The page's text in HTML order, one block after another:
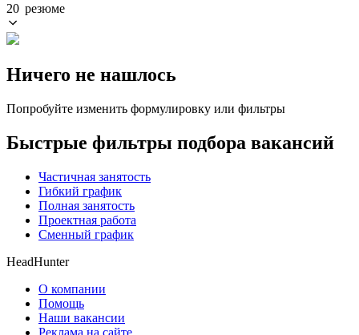
20 резюме
Ничего не нашлось
Попробуйте изменить формулировку или фильтры
Быстрые фильтры подбора вакансий
Частичная занятость
Гибкий график
Полная занятость
Проектная работа
Сменный график
HeadHunter
О компании
Помощь
Наши вакансии
Реклама на сайте